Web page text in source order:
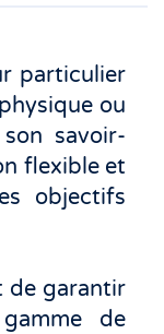
particulier
ou
savoir-
flexible et
objectifs
de garantir
de